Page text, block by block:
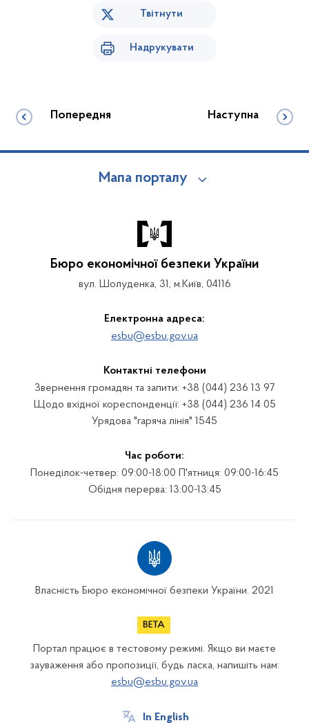
Твітнути
Надрукувати
Попередня Наступна
Мапа порталу
Бюро економічної безпеки України
вул. Шолуденка, 31, м.Київ, 04116
Електронна адреса:
esbu@esbu.gov.ua
Контактні телефони
Звернення громадян та запити: +38 (044) 236 13 97
Щодо вхідної кореспонденції: +38 (044) 236 14 05
Урядова "гаряча лінія" 1545
Час роботи:
Понеділок-четвер: 09:00-18:00 П'ятниця: 09:00-16:45
Обідня перерва: 13:00-13:45
Власність Бюро економічної безпеки України. 2021
Портал працює в тестовому режимі. Якщо ви маєте
зауваження або пропозиції, будь ласка, напишіть нам:
esbu@esbu.gov.ua
In English